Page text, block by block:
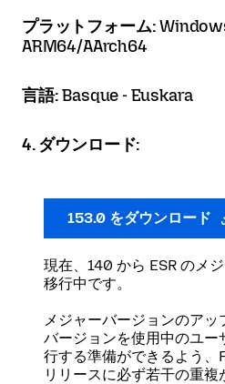
プラットフォーム:
ARM64/AArch64
言語:Basque - Euskara
4. ダウンロード:
153.0 をダウンロード
現在、140 から ESR のメ
移行中です。
メジャーバージョンのア
バージョンを使用中のユー
行する準備ができるよう、
リリースに必ず若干の重複